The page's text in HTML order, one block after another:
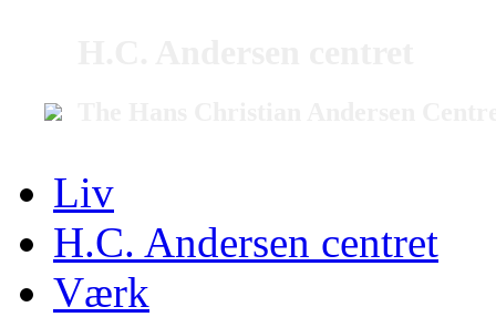
Liv
H.C. Andersen centret
Værk